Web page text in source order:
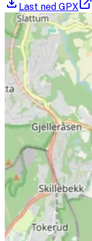
Last ned GPX